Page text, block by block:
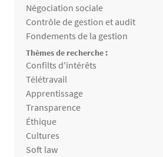
Négociation sociale
Contrôle de gestion et audit
Fondements de la gestion
Thèmes de recherche :
Thèmes de recherche
Confilts d'intérêts
Télétravail
Apprentissage
Transparence
Éthique
Cultures
Soft law